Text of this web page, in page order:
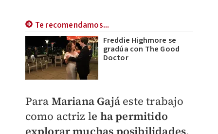
Te recomendamos...
Freddie Highmore se
gradúa con The Good
Doctor
Para Mariana Gajáeste trabajo
como actriz le ha permitido
explorar muchas posibilidades,